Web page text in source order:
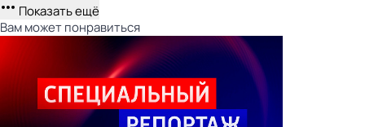
Показать ещё
Вам может понравиться